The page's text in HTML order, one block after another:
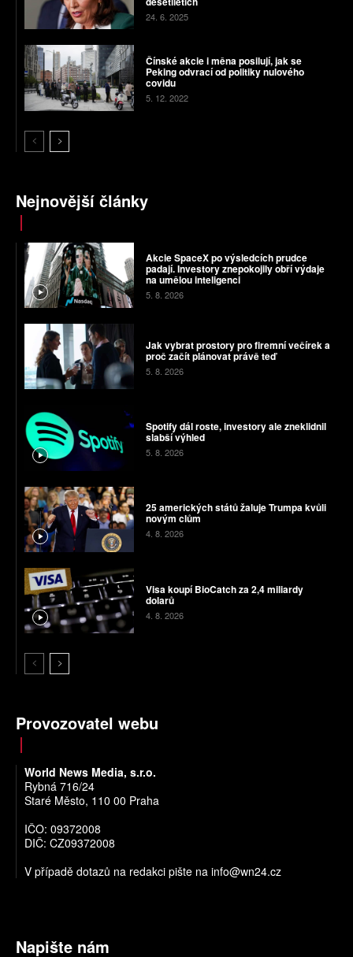
24. 6. 2025
Čínské akcie i měna posilují, jak se
Peking odvrací od politiky nulového
covidu
5. 12. 2022
Nejnovější články
Akcie SpaceX po výsledcích prudce
padají. Investory znepokojily obří výdaje
na umělou inteligenci
5. 8. 2026
Jak vybrat prostory pro firemní večírek a
proč začít plánovat právě teď
5. 8. 2026
Spotify dál roste, investory ale zneklidnil
slabší výhled
5. 8. 2026
25 amerických států žaluje Trumpa kvůli
novým clům
4. 8. 2026
Visa koupí BioCatch za 2,4 miliardy
dolarů
4. 8. 2026
Provozovatel webu
World News Media, s.r.o.
Rybná 716/24
Staré Město, 110 00 Praha
IČO: 09372008
DIČ: CZ09372008
V případě dotazů na redakci pište na info@wn24.cz
Napište nám